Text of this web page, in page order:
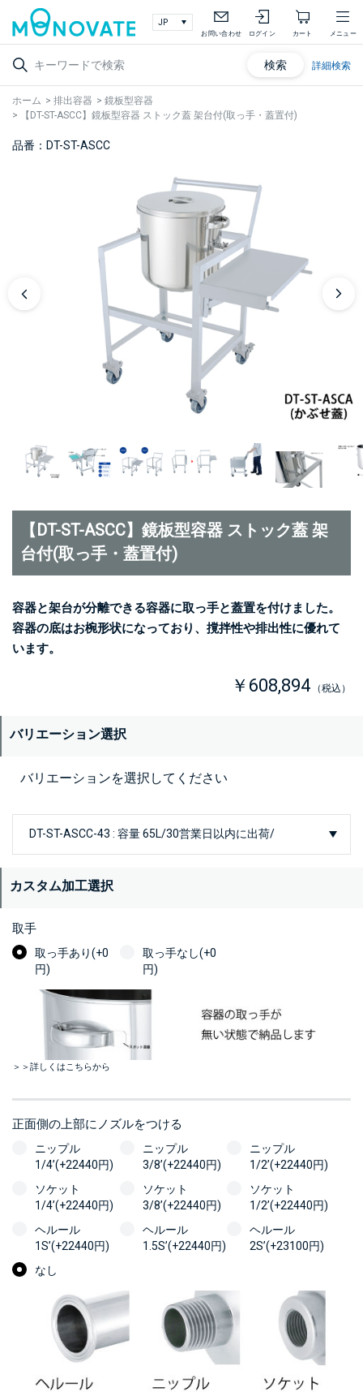
お問い合わせ ログイン カート メニュー
検索 詳細検索
ホーム > 排出容器 > 鏡板型容器
>
【DT-ST-ASCC】鏡板型容器 ストック蓋 架台付(取っ手・蓋置付)
品番：DT-ST-ASCC
【DT-ST-ASCC】鏡板型容器 ストック蓋 架
台付(取っ手・蓋置付)
容器と架台が分離できる容器に取っ手と蓋置を付けました。
容器の底はお椀形状になっており、撹拌性や排出性に優れて
います。
￥608,894 （税込）
バリエーション選択
バリエーションを選択してください
カスタム加工選択
取手
取っ手あり(+0
円)
取っ手なし(+0
円)
＞＞詳しくはこちらから
正面側の上部にノズルをつける
ニップル
1/4’(+22440円)
ニップル
3/8’(+22440円)
ニップル
1/2’(+22440円)
ソケット
1/4’(+22440円)
ソケット
3/8’(+22440円)
ソケット
1/2’(+22440円)
ヘルール
1S’(+22440円)
ヘルール
1.5S’(+22440円)
ヘルール
2S’(+23100円)
なし